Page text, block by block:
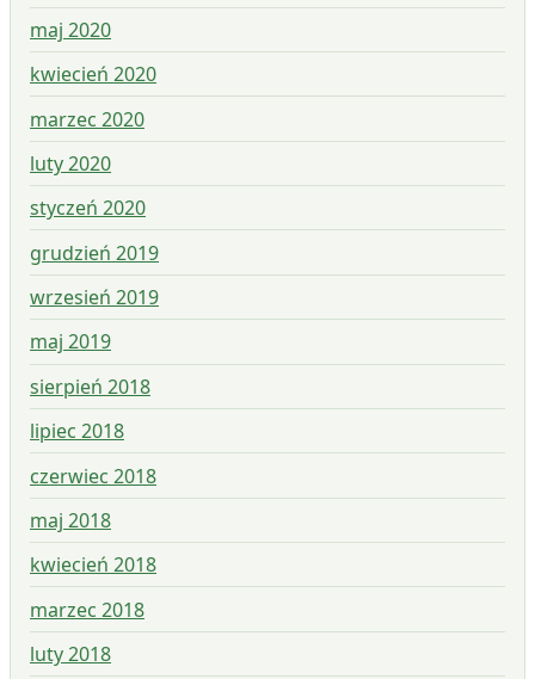
maj 2020
kwiecień 2020
marzec 2020
luty 2020
styczeń 2020
grudzień 2019
wrzesień 2019
maj 2019
sierpień 2018
lipiec 2018
czerwiec 2018
maj 2018
kwiecień 2018
marzec 2018
luty 2018